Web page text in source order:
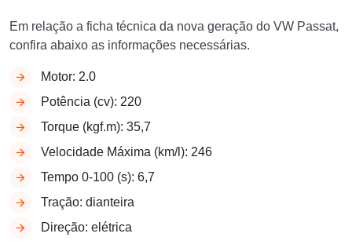
Em relação a ficha técnica da nova geração do VW Passat,
confira abaixo as informações necessárias.
Motor: 2.0
Potência (cv): 220
Torque (kgf.m): 35,7
Velocidade Máxima (km/l): 246
Tempo 0-100 (s): 6,7
Tração: dianteira
Direção: elétrica